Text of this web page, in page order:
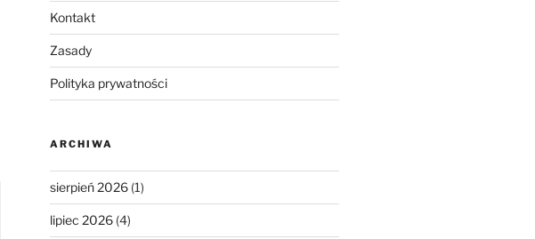
Kontakt
Zasady
Polityka prywatności
ARCHIWA
sierpień 2026(1)
lipiec 2026(4)